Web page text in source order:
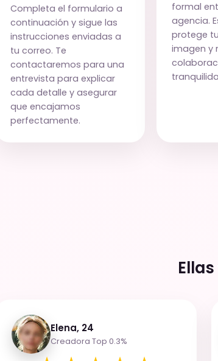
Completa el formulario a
continuación y sigue las
instrucciones enviadas a
tu correo. Te
contactaremos para una
entrevista para explicar
cada detalle y asegurar
que encajamos
perfectamente.
formal
agencia.
protege
imagen y
Elena, 24
Creadora Top 0.3%